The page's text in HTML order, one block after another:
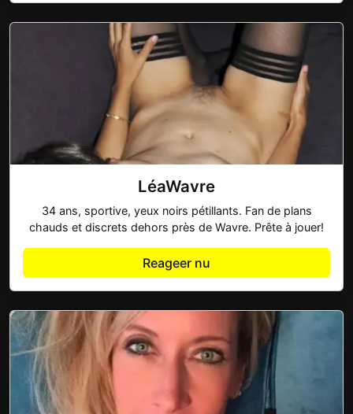
LéaWavre
34 ans, sportive, yeux noirs pétillants. Fan de plans
chauds et discrets dehors près de Wavre. Prête à jouer!
Reageer nu